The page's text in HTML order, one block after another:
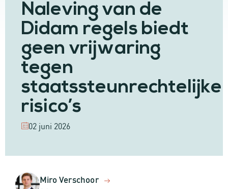
Naleving van de
Didam regels biedt
geen vrijwaring
tegen
staatssteunrechtelijke
risico’s
02 juni 2026
Miro Verschoor